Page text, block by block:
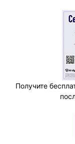
Получите